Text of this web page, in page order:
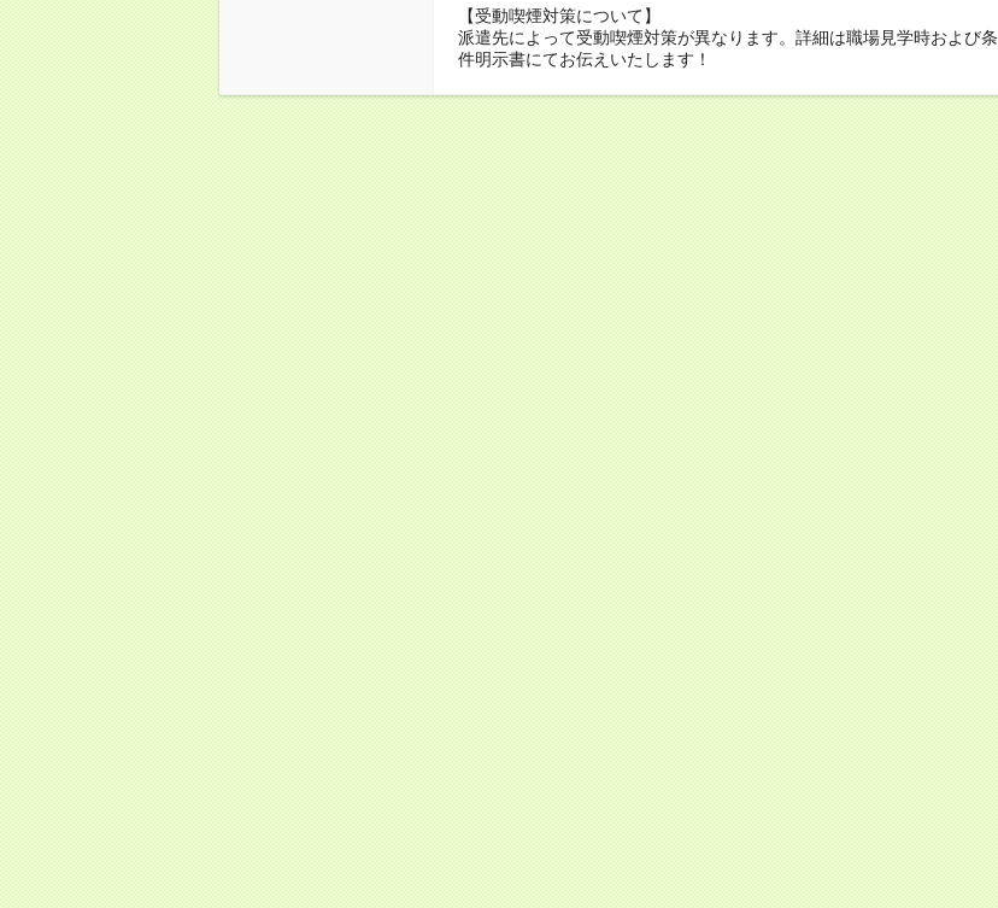
【受動喫煙対策について】
派遣先によって受動喫煙対策が異なります。詳細は職場見学時および条
件明示書にてお伝えいたします！